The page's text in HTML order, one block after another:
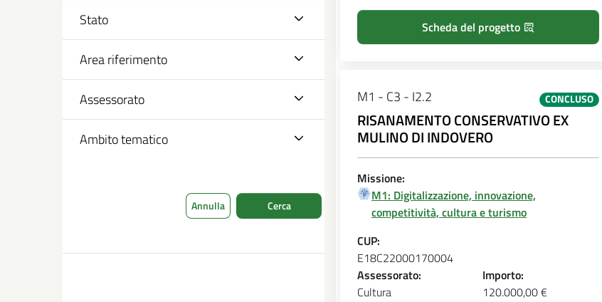
Stato
Area riferimento
Assessorato
Ambito tematico
Annulla Cerca
Scheda del progetto
M1 - C3 - I2.2 CONCLUSO
RISANAMENTO CONSERVATIVO EX
MULINO DI INDOVERO
Missione:
M1: Digitalizzazione, innovazione,
competitività, cultura e turismo
CUP:
E18C22000170004
Assessorato:
Cultura
Importo:
120.000,00 €